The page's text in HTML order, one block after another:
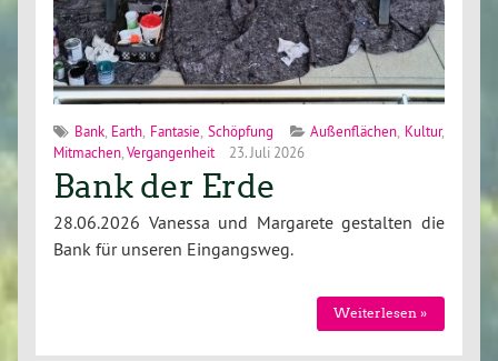
Bank, Earth Fantasie Schöpfung Außenflächen Kultur,
Mitmachen Vergangenheit 23. Juli 2026
Bank der Erde
28.06.2026 Vanessa und Margarete gestalten die
Bank für unseren Eingangsweg.
Weiterlesen »